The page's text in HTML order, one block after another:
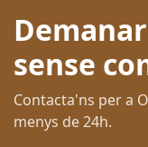
sense
Contacta'ns per a
menys de 24h.